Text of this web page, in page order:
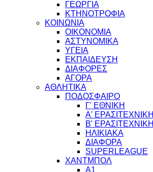
ΓΕΩΡΓΙΑ
ΚΤΗΝΟΤΡΟΦΙΑ
ΚΟΙΝΩΝΙΑ
ΟΙΚΟΝΟΜΙΑ
ΑΣΤΥΝΟΜΙΚΑ
ΥΓΕΙΑ
ΕΚΠΑΙΔΕΥΣΗ
ΔΙΑΦΟΡΕΣ
ΑΓΟΡΑ
ΑΘΛΗΤΙΚΑ
ΠΟΔΟΣΦΑΙΡΟ
Γ' ΕΘΝΙΚΗ
Α' ΕΡΑΣΙΤΕΧΝΙΚΗ
Β' ΕΡΑΣΙΤΕΧΝΙΚΗ
ΗΛΙΚΙΑΚΑ
ΔΙΑΦΟΡΑ
SUPERLEAGUE
ΧΑΝΤΜΠΟΛ
Α1